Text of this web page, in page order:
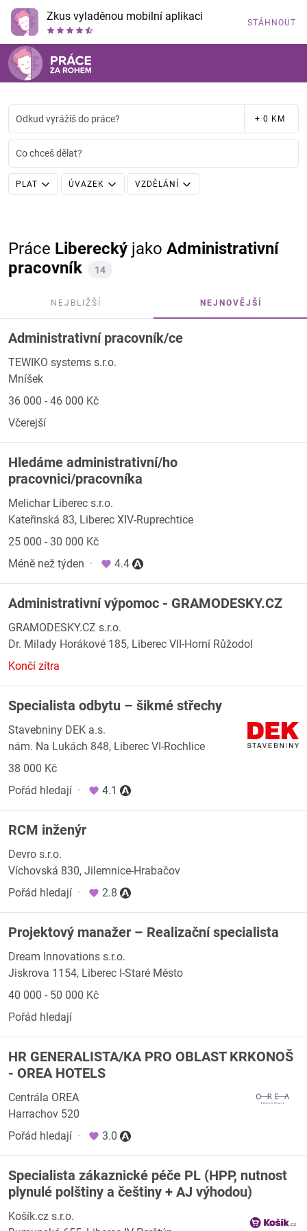
Zkus vyladěnou mobilní aplikaci STÁHNOUT
Odkud vyrážíš do práce? + 0 KM
Co chceš dělat?
PLAT ÚVAZEK VZDĚLÁNÍ
Práce Liberecký jako Administrativní
pracovník
14
NEJBLIŽŠÍ NEJNOVĚJŠÍ
Administrativní pracovník/ce
TEWIKO systems s.r.o.
Mníšek
36 000 - 46 000 Kč
Včerejší
Hledáme administrativní/ho
pracovnici/pracovníka
Melichar Liberec s.r.o.
Kateřinská 83, Liberec XIV-Ruprechtice
25 000 - 30 000 Kč
Méně než týden · 4.4
Administrativní výpomoc - GRAMODESKY.CZ
GRAMODESKY.CZ s.r.o.
Dr. Milady Horákové 185, Liberec VII-Horní Růžodol
Končí zítra
Specialista odbytu – šikmé střechy
Stavebniny DEK a.s.
nám. Na Lukách 848, Liberec VI-Rochlice
38 000 Kč
Pořád hledají · 4.1
RCM inženýr
Devro s.r.o.
Víchovská 830, Jilemnice-Hrabačov
Pořád hledají · 2.8
Projektový manažer – Realizační specialista
Dream Innovations s.r.o.
Jiskrova 1154, Liberec I-Staré Město
40 000 - 50 000 Kč
Pořád hledají
HR GENERALISTA/KA PRO OBLAST KRKONOŠ
- OREA HOTELS
Centrála OREA
Harrachov 520
Pořád hledají · 3.0
Specialista zákaznické péče PL (HPP, nutnost
plynulé polštiny a češtiny + AJ výhodou)
Košík.cz s.r.o.